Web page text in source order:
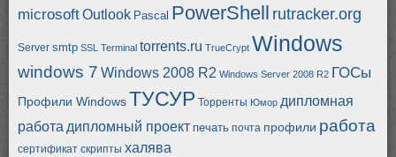
microsoftOutlook Pascal PowerShell rutracker.org
Server smtp SSL Terminal torrents.ru TrueCrypt Windows
windows 7 Windows 2008 R2 Windows Server 2008 R2 ГОСы
Профили WindowsТУСУР Торренты Юмор дипломная
работа дипломный проект печать почта профили работа
сертификат скрипты халява